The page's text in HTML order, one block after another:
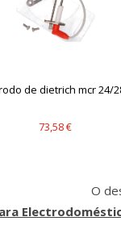
de dietrich mcr 24/
73,58 €
O